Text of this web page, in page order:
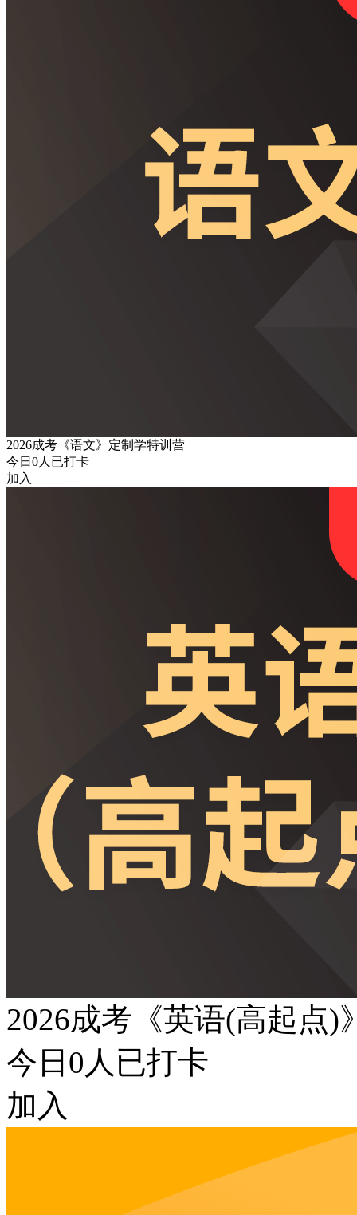
2026成考《语文》定制学特训营
今日 0人已打卡
加入
2026成考《英语(高起点)
今日 0 人已打卡
加入